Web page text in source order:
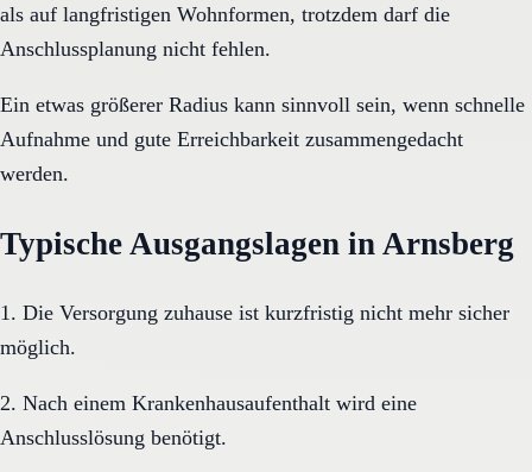
als auf langfristigen Wohnformen, trotzdem darf die
Anschlussplanung nicht fehlen.
Ein etwas größerer Radius kann sinnvoll sein, wenn schnelle
Aufnahme und gute Erreichbarkeit zusammengedacht
werden.
Typische Ausgangslagen in Arnsberg
1. Die Versorgung zuhause ist kurzfristig nicht mehr sicher
möglich.
2. Nach einem Krankenhausaufenthalt wird eine
Anschlusslösung benötigt.